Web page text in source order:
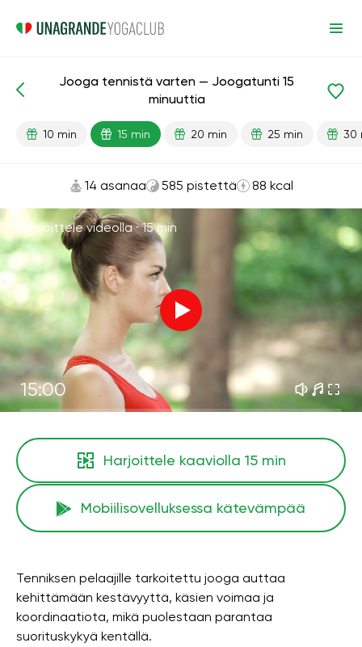
Urheilu
Jooga tennistä varten — Joogatunti 15
minuuttia
10 min 15 min 20 min 25 min 30
14 asanaa 585 pistettä 88 kcal
Harjoittele videolla ·15 min
15:00
Harjoittele kaaviolla 15 min
Mobiilisovelluksessa kätevämpää
Tenniksen pelaajille tarkoitettu jooga auttaa
kehittämään kestävyyttä, käsien voimaa ja
koordinaatiota, mikä puolestaan ​​parantaa
suorituskykyä kentällä.